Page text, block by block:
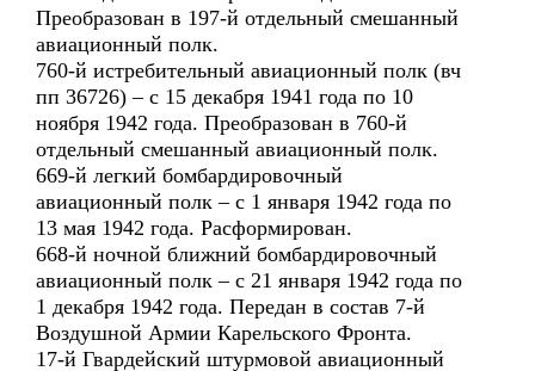
Преобразован в 197-й отдельный смешанный
авиационный полк.
760-й истребительный авиационный полк (вч
пп 36726) – с 15 декабря 1941 года по 10
ноября 1942 года. Преобразован в 760-й
отдельный смешанный авиационный полк.
669-й легкий бомбардировочный
авиационный полк – с 1 января 1942 года по
13 мая 1942 года. Расформирован.
668-й ночной ближний бомбардировочный
авиационный полк – с 21 января 1942 года по
1 декабря 1942 года. Передан в состав 7-й
Воздушной Армии Карельского Фронта.
17-й Гвардейский штурмовой авиационный